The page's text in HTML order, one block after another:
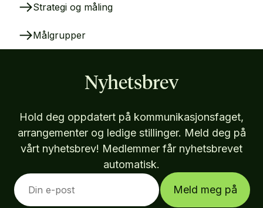
Strategi og måling
Målgrupper
Nyhetsbrev
Hold deg oppdatert på kommunikasjonsfaget,
arrangementer og ledige stillinger. Meld deg på
vårt nyhetsbrev! Medlemmer får nyhetsbrevet
automatisk.
Meld meg på